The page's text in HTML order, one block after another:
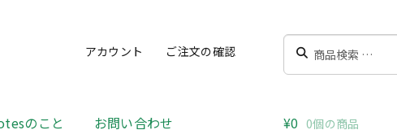
アカウント ご注文の確認
検
対
検
のこと お問い合わせ ¥0 0個の商品